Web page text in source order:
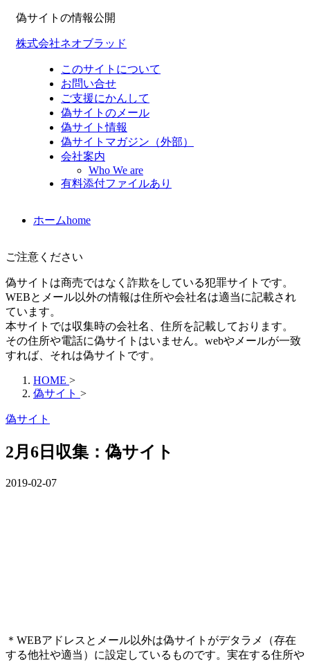
偽サイトの情報公開
株式会社ネオブラッド
このサイトについて
お問い合せ
ご支援にかんして
偽サイトのメール
偽サイト情報
偽サイトマガジン（外部）
会社案内
Who We are
有料添付ファイルあり
ホームhome
ご注意ください
偽サイトは商売ではなく詐欺をしている犯罪サイトです。
WEBとメール以外の情報は住所や会社名は適当に記載され
ています。
本サイトでは収集時の会社名、住所を記載しております。
その住所や電話に偽サイトはいません。webやメールが一致
すれば、それは偽サイトです。
HOME >
偽サイト >
偽サイト
2月6日収集：偽サイト
2019-02-07
＊WEBアドレスとメール以外は偽サイトがデタラメ（存在
する他社や適当）に設定しているものです。実在する住所や